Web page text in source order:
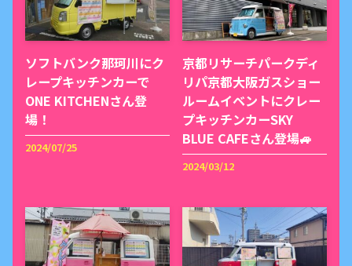
ソフトバンク那珂川にク
レープキッチンカーで
ONE KITCHENさん登
場！
2024/07/25
京都リサーチパークディ
リパ京都大阪ガスショー
ルームイベントにクレー
プキッチンカーSKY
BLUE CAFEさん登場🚙
2024/03/12